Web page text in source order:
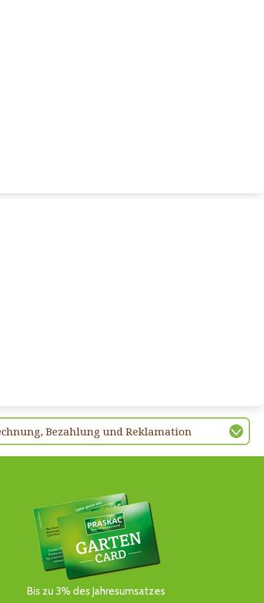
Bezahlung und Reklamation
Bis zu 3% des Jahresumsatzes